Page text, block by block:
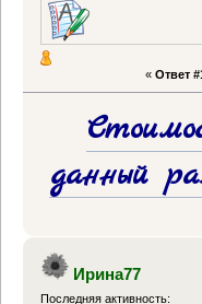
« Ответ
данный
Ирина77
Последняя активность: